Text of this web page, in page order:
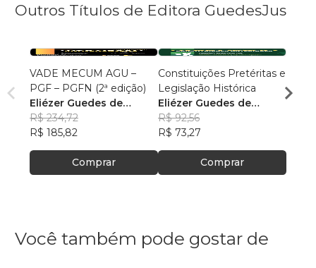
Outros Títulos de Editora GuedesJus
VADE MECUM AGU –
PGF – PGFN (2ª edição)
Eliézer Guedes de
Oliveira Junior
R$ 234,72
R$ 185,82
Comprar
Constituições Pretéritas e
Legislação Histórica
Eliézer Guedes de
Oliveira Junior
R$ 92,56
R$ 73,27
Comprar
Militar
Você também pode gostar de